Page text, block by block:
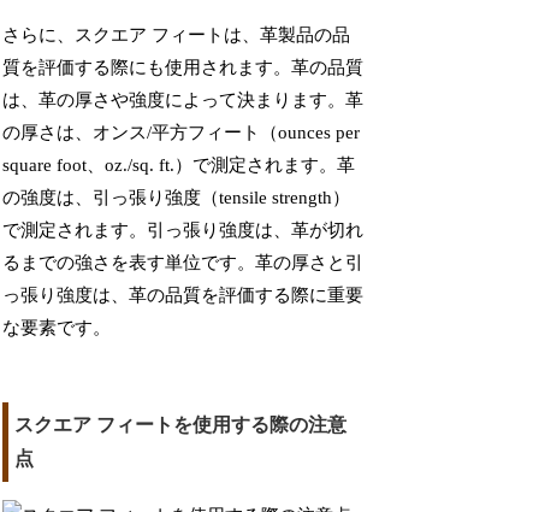
さらに、スクエア フィートは、革製品の品
質を評価する際にも使用されます。革の品質
は、革の厚さや強度によって決まります。革
の厚さは、オンス/平方フィート（ounces per
square foot、oz./sq. ft.）で測定されます。革
の強度は、引っ張り強度（tensile strength）
で測定されます。引っ張り強度は、革が切れ
るまでの強さを表す単位です。革の厚さと引
っ張り強度は、革の品質を評価する際に重要
な要素です。
スクエア フィートを使用する際の注意
点